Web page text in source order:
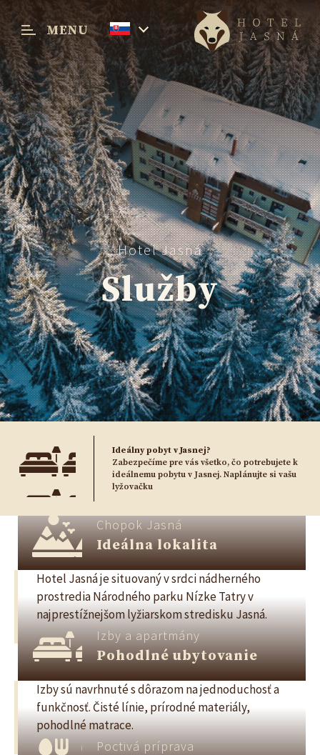
MENU
Menu
Hotel Jasná
Služby
Ideálny pobyt v Jasnej?
Zabezpečíme pre vás všetko, čo potrebujete k
ideálnemu pobytu v Jasnej. Naplánujte si vašu
lyžovačku
Chopok Jasná
Ideálna lokalita
Hotel Jasná je situovaný v srdci nádherného
prostredia Národného parku Nízke Tatry v
najprestížnejšom lyžiarskom stredisku Jasná.
Izby a apartmány
Pohodlné ubytovanie
Izby sú navrhnuté s dôrazom na jednoduchosť a
funkčnosť. Čisté línie, prírodné materiály,
pohodlné matrace.
Poctivá príprava